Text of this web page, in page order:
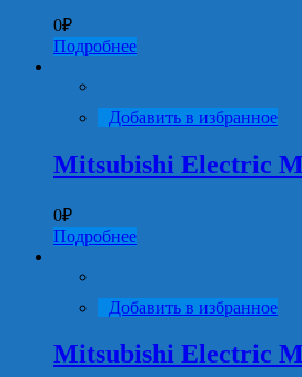
0₽
Подробнее
Добавить в избранное
Mitsubishi Electric
0₽
Подробнее
Добавить в избранное
Mitsubishi Electric